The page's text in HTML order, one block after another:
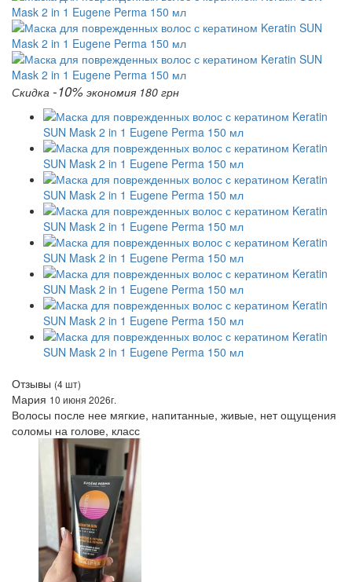
Скидка -10% экономия 180 грн
Отзывы (4 шт)
Мария 10 июня 2026г.
Волосы после нее мягкие, напитанные, живые, нет ощущения
соломы на голове, класс